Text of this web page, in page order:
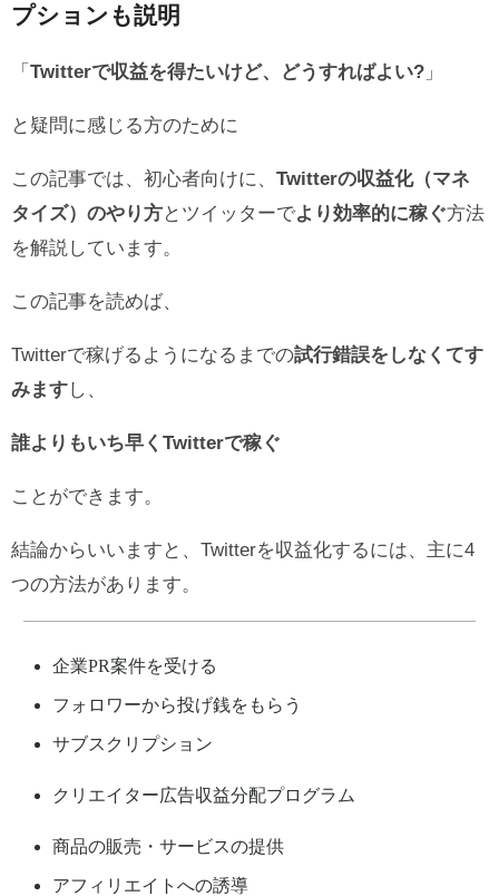
プションも説明
「 Twitterで収益を得たいけど、どうすればよい? 」
と疑問に感じる方のために
この記事では、初心者向けに、 Twitterの収益化（マネ
タイズ）のやり方とツイッターでより効率的に稼ぐ方法
を解説しています。
この記事を読めば、
Twitterで稼げるようになるまでの試行錯誤をしなくてす
みますし、
誰よりもいち早くTwitterで稼ぐ
ことができます。
結論からいいますと、Twitterを収益化するには、主に4
つの方法があります。
企業PR案件を受ける
フォロワーから投げ銭をもらう
サブスクリプション
クリエイター広告収益分配プログラム
商品の販売・サービスの提供
アフィリエイトへの誘導